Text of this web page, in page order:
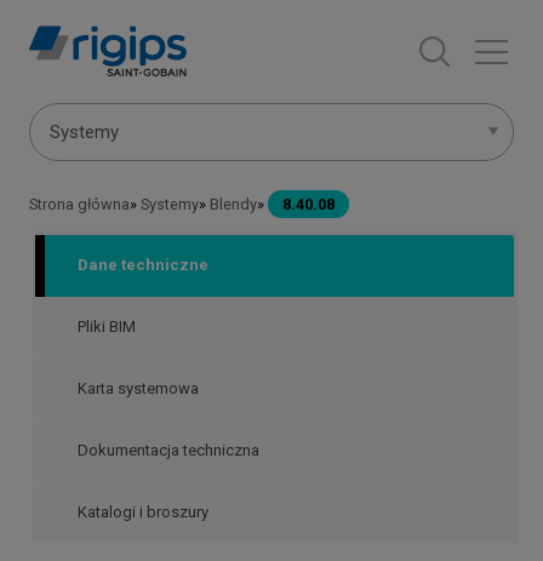
Menu
Systemy
Ścieżka
nawigacyjna
Strona główna Systemy Blendy 8.40.08
Dane techniczne
Pliki BIM
Karta systemowa
Dokumentacja techniczna
Katalogi i broszury